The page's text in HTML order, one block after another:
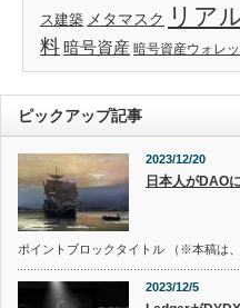
ス建築 メタマスク リア
料暗号資産 暗号資産ウォレッ
ピックアップ記事
2023/12/20
日本人がDAO
ポイントブロックタイトル （※本稿は
2023/12/5